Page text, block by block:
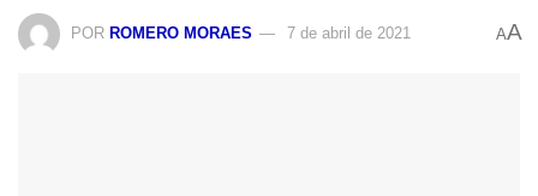
POR ROMERO MORAES 7 de abril de 2021 AA